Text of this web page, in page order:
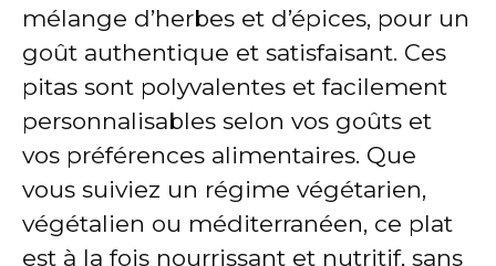
o
mélange d’herbes et d’épices, pour un
goût authentique et satisfaisant. Ces
pitas sont polyvalentes et facilement
personnalisables selon vos goûts et
vos préférences alimentaires. Que
vous suiviez un régime végétarien,
végétalien ou méditerranéen, ce plat
est à la fois nourrissant et nutritif, sans